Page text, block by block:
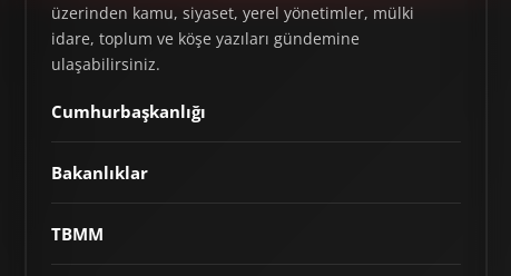
üzerinden kamu, siyaset, yerel yönetimler, mülki
idare, toplum ve köşe yazıları gündemine
ulaşabilirsiniz.
Cumhurbaşkanlığı
Bakanlıklar
TBMM